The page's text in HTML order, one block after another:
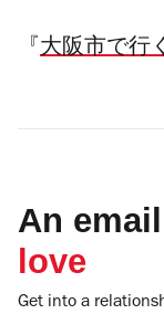
『 大阪市で行
An
love
Get into a